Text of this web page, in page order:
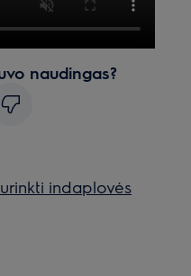
naudingas?
indaplovės